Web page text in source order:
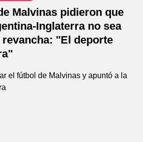
Malvinas pidieron que
Inglaterra no sea
"El deporte